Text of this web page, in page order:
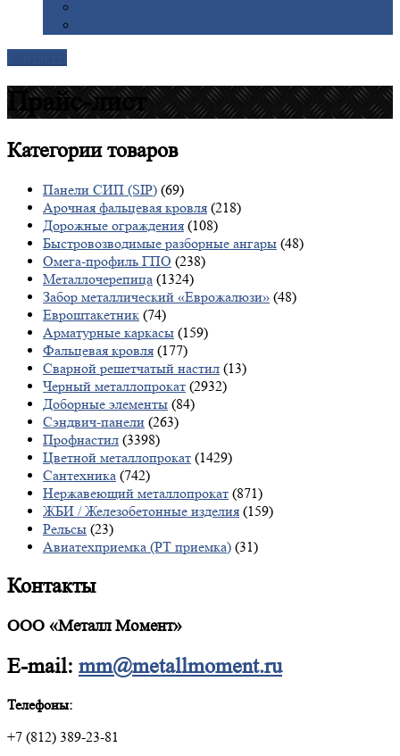
Прайс-лист
Категориитоваров
Панели СИП (SIP) (69)
Арочная фальцевая кровля (218)
Дорожные ограждения (108)
Быстровозводимые разборные ангары (48)
Омега-профиль ГПО (238)
Металлочерепица (1324)
Забор металлический «Еврожалюзи» (48)
Евроштакетник (74)
Арматурные каркасы (159)
Фальцевая кровля (177)
Сварной решетчатый настил (13)
Черный металлопрокат (2932)
Доборные элементы (84)
Сэндвич-панели (263)
Профнастил (3398)
Цветной металлопрокат (1429)
Сантехника (742)
Нержавеющий металлопрокат (871)
ЖБИ / Железобетонные изделия (159)
Рельсы (23)
Авиатехприемка (РТ приемка) (31)
Контакты
ООО «Металл Момент»
E-mail: mm@metallmoment.ru
Телефоны:
+7 (812) 389-23-81